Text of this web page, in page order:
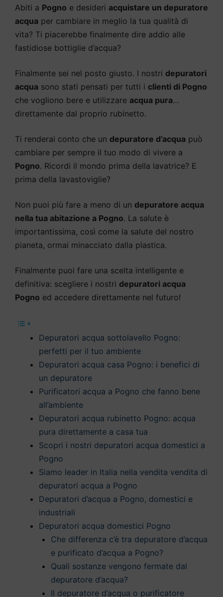
Abiti a Pogno e desideri acquistare un depuratore
acqua per cambiare in meglio la tua qualità di
vita? Ti piacerebbe finalmente dire addio alle
fastidiose bottiglie d’acqua?
Finalmente sei nel posto giusto. I nostri depuratori
acqua sono stati pensati per tutti i clienti di Pogno
che vogliono bere e utilizzare acqua pura…
direttamente dal proprio rubinetto.
Ti renderai conto che un depuratore d’acqua può
cambiare per sempre il tuo modo di vivere a
Pogno. Ricordi il mondo prima della lavatrice? E
prima della lavastoviglie?
Non puoi più fare a meno di un depuratore acqua
nella tua abitazione a Pogno. La salute è
importantissima, così come la salute del nostro
pianeta, ormai minacciato dalla plastica.
Finalmente puoi fare una scelta intelligente e
definitiva: scegliere i nostri depuratori acqua
Pogno ed accedere direttamente nel futuro!
Depuratori acqua sottolavello Pogno:
perfetti per il tuo ambiente
Depuratori acqua casa Pogno: i benefici di
un depuratore
Purificatori acqua a Pogno che fanno bene
all’ambiente
Depuratori acqua rubinetto Pogno: acqua
pura direttamente a casa tua
Scopri i nostri depuratori acqua domestici a
Pogno
Siamo leader in Italia nella vendita vendita di
depuratori acqua a Pogno
Depuratori d’acqua a Pogno, domestici e
industriali
Depuratori acqua domestici Pogno
Che differenza c’è tra depuratore d’acqua
e purificato d’acqua a Pogno?
Quali sostanze vengono fermate dal
depuratore d’acqua?
Il depuratore d’acqua o purificatore